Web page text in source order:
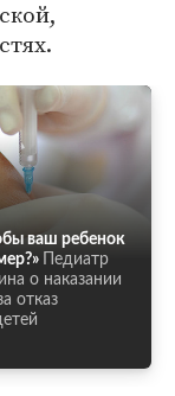
ваш ребенок
Педиатр
о наказании
отказ